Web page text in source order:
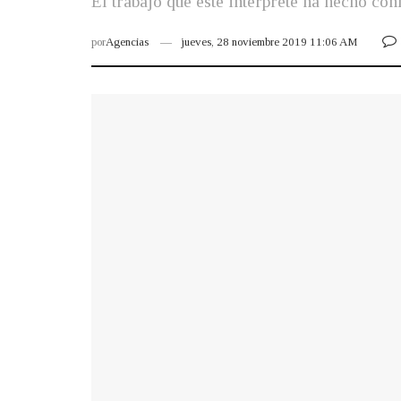
porAgencias jueves, 28 noviembre 2019 11:06 AM